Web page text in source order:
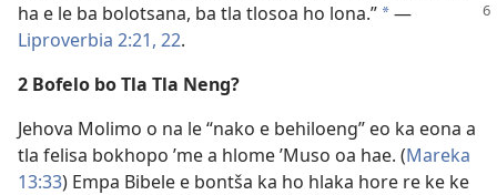
ha e le ba bolotsana, ba tla tlosoa ho lona.” *—
Liproverbia 2:21, 22.
2 Bofelo bo Tla Tla Neng?
Jehova Molimo o na le “nako e behiloeng” eo ka eona a
tla felisa bokhopo ’me a hlome ’Muso oa hae. (Mareka
13:33) Empa Bibele e bontša ka ho hlaka hore re ke ke